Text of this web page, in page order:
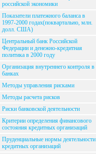
российской экономики
Показатели платежного баланса в
1997-2000 годах(поквартально, млн.
долл. США)
Центральный банк Российской
Федерации и денежно-кредитная
политика в 2000 году
Организация внутреннего контроля в
банках
Методы управления рисками
Методы расчета рисков
Риски банковской деятельности
Критерии определения финансового
состояния кредитных организаций
Пруденциальные нормы деятельности
кредитных организаций